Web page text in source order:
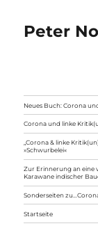
Peter
Neues Buch: Corona
Corona und linke
„Corona & linke
»Schwurbelei«
Zur Erinnerung an eine
Karawane indischer
Sonderseiten
Startseite